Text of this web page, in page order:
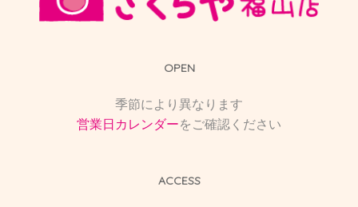
OPEN
季節により異なります
営業日カレンダーをご確認ください
ACCESS